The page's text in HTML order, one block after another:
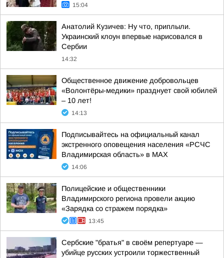
15:04
Анатолий Кузичев: Ну что, приплыли.
Украинский клоун впервые нарисовался в
Сербии
14:32
Общественное движение добровольцев
«Волонтёры-медики» празднует свой юбилей
– 10 лет!
14:13
Подписывайтесь на официальный канал
экстренного оповещения населения «РСЧС
Владимирская область» в МАХ
14:06
Полицейские и общественники
Владимирского региона провели акцию
«Зарядка со стражем порядка»
13:45
Сербские "братья" в своём репертуаре —
убийце русских устроили торжественный